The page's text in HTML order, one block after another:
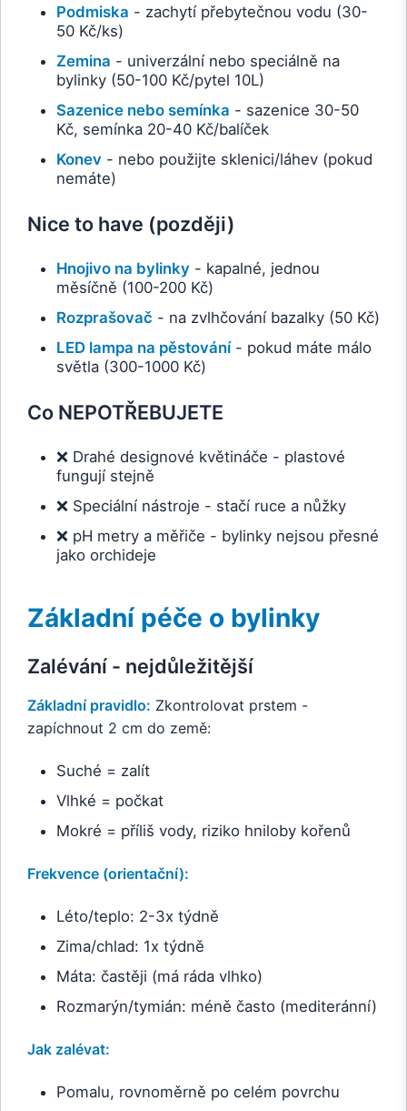
Podmiska - zachytí přebytečnou vodu (30-
50 Kč/ks)
Zemina - univerzální nebo speciálně na
bylinky (50-100 Kč/pytel 10L)
Sazenice nebo semínka - sazenice 30-50
Kč, semínka 20-40 Kč/balíček
Konev - nebo použijte sklenici/láhev (pokud
nemáte)
Nice to have (později)
Hnojivo na bylinky - kapalné, jednou
měsíčně (100-200 Kč)
Rozprašovač - na zvlhčování bazalky (50 Kč)
LED lampa na pěstování- pokud máte málo
světla (300-1000 Kč)
Co NEPOTŘEBUJETE
❌ Drahé designové květináče - plastové
fungují stejně
❌ Speciální nástroje - stačí ruce a nůžky
❌ pH metry a měřiče - bylinky nejsou přesné
jako orchideje
Základní péče o bylinky
Zalévání - nejdůležitější
Základní pravidlo: Zkontrolovat prstem -
zapíchnout 2 cm do země:
Suché = zalít
Vlhké = počkat
Mokré = příliš vody, riziko hniloby kořenů
Frekvence (orientační):
Léto/teplo: 2-3x týdně
Zima/chlad: 1x týdně
Máta: častěji (má ráda vlhko)
Rozmarýn/tymián: méně často (mediteránní)
Jak zalévat:
Pomalu, rovnoměrně po celém povrchu